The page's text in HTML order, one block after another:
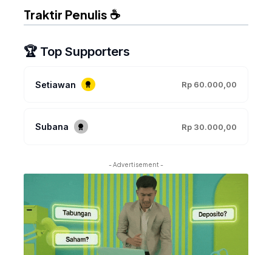
Traktir Penulis ☕
🏆 Top Supporters
Setiawan Rp 60.000,00
Subana Rp 30.000,00
- Advertisement -